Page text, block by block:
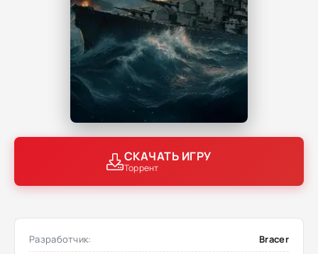
СКАЧАТЬ ИГРУ
Торрент
Разработчик:
Bracer